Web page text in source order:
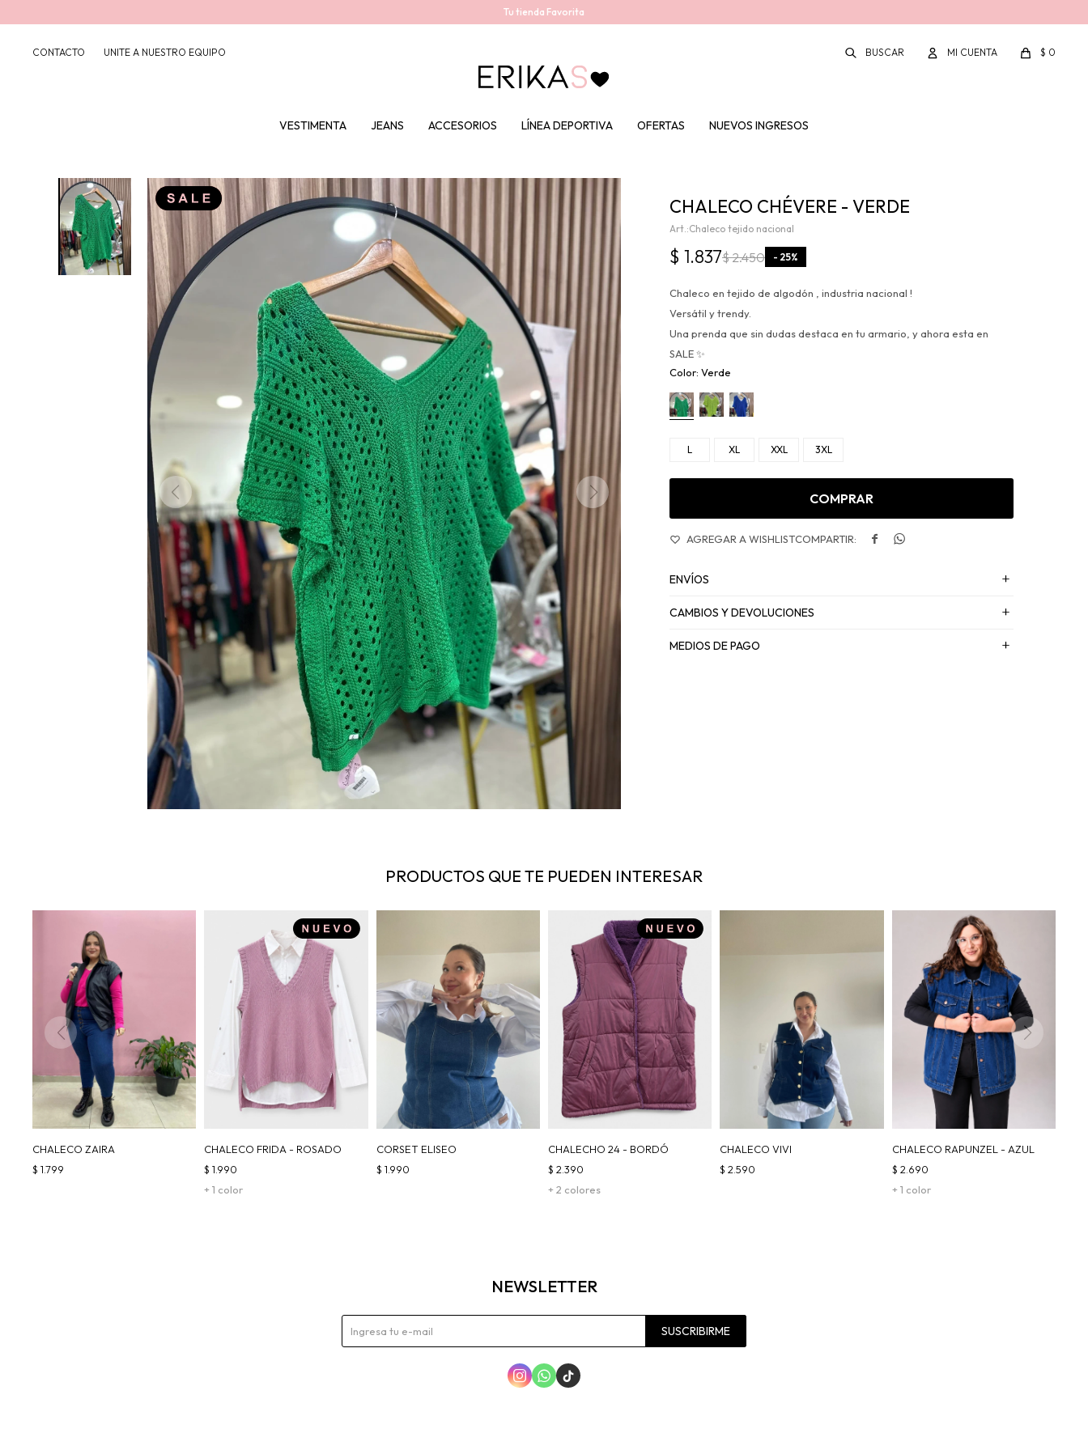
Tu tienda Favorita
VESTIMENTA JEANS ACCESORIOS LÍNEA DEPORTIVA OFERTAS NUEVOS INGRESOS
$ 0
CONTACTO UNITE A NUESTRO EQUIPO
CHALECO CHÉVERE - VERDE
Chaleco tejido nacional
$ 1.837$2.450 25
Chaleco en tejido de algodón , industria nacional !
Versátil y trendy.
Una prenda que sin dudas destaca en tu armario, y ahora esta en
SALE ✨
Verde
L XL XXL 3XL
COMPRAR
 
ENVÍOS
CAMBIOS Y DEVOLUCIONES
MEDIOS DE PAGO
PRODUCTOS QUE TE PUEDEN INTERESAR
CHALECO ZAIRA
$ 1.799
CHALECO FRIDA - ROSADO
+ 1 color
$ 1.990
CORSET ELISEO
$ 1.990
CHALECHO 24 - BORDÓ
+ 2 colores
$ 2.390
CHALECO VIVI
$ 2.590
CHALECO RAPUNZEL - AZUL
+ 1 color
$ 2.690
NEWSLETTER
SUSCRIBIRME
  